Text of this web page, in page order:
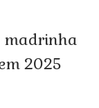
madrinha
2025